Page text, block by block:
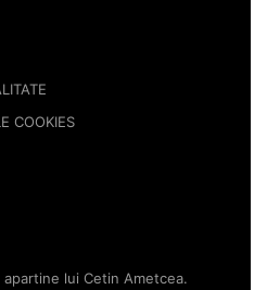
COOKIES
lui Cetin Ametcea.